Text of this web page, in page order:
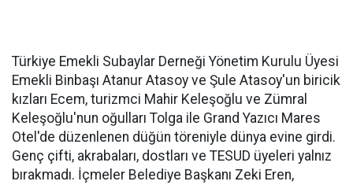
Türkiye Emekli Subaylar Derneği Yönetim Kurulu Üyesi
Emekli Binbaşı Atanur Atasoy ve Şule Atasoy'un biricik
kızları Ecem, turizmci Mahir Keleşoğlu ve Zümral
Keleşoğlu'nun oğulları Tolga ile Grand Yazıcı Mares
Otel'de düzenlenen düğün töreniyle dünya evine girdi.
Genç çifti, akrabaları, dostları ve TESUD üyeleri yalnız
bırakmadı. İçmeler Belediye Başkanı Zeki Eren,